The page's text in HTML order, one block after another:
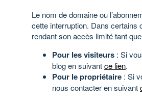
Le nom de domaine ou
cette interruption. Dans certains
rendant son accès limité tant
Pour les visiteurs : Si
blog en suivantce lien.
Pour le propriétaire : Si
nous contacter en suivant